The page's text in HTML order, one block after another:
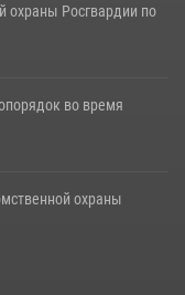
охраны Росгвардии по
во время
охраны